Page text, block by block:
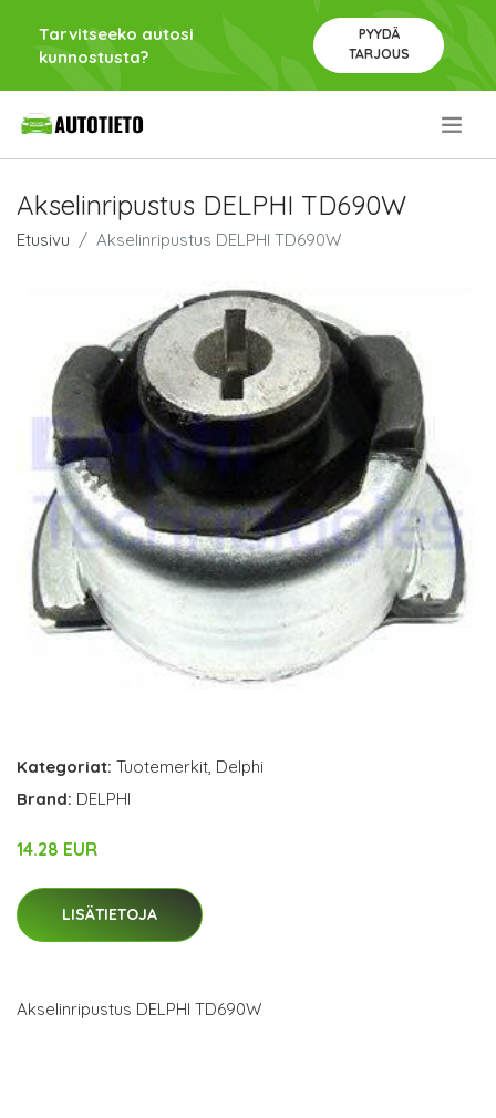
Tarvitseeko autosi
kunnostusta?
PYYDÄ
TARJOUS
Akselinripustus DELPHI TD690W
Etusivu Akselinripustus DELPHI TD690W
Kategoriat: Tuotemerkit, Delphi
Brand: DELPHI
14.28 EUR
LISÄTIETOJA
Akselinripustus DELPHI TD690W